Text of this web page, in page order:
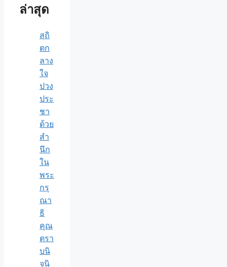
ล่าสุด
สถิ
ตก
ลาง
ใจ
ปวง
ประ
ชา
ด้วย
สำ
นึก
ใน
พระ
กรุ
ณา
ธิ
คุณ
ตรา
บนิ
จนิ